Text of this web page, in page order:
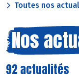
Toutes nos
Nos
92 actualités